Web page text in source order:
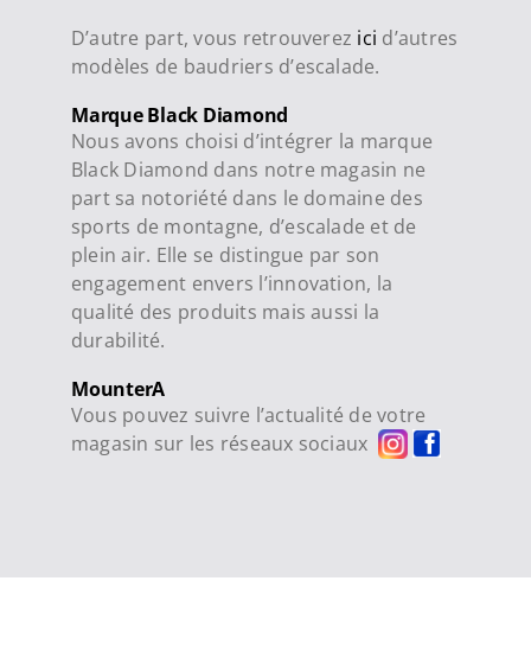
D’autre part, vous retrouverez ici d’autres
modèles de baudriers d’escalade.
Marque Black Diamond
Nous avons choisi d’intégrer la marque
Black Diamond dans notre magasin ne
part sa notoriété dans le domaine des
sports de montagne, d’escalade et de
plein air. Elle se distingue par son
engagement envers l’innovation, la
qualité des produits mais aussi la
durabilité.
MounterA
Vous pouvez suivre l’actualité de votre
magasin sur les réseaux sociaux